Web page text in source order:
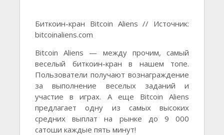
Биткоин-кран Bitcoin Aliens // Источник:
bitcoinaliens.com
Bitcoin Aliens — между прочим, самый
веселый биткоин-кран в нашем топе.
Пользователи получают вознаграждение
за выполнение веселых заданий и
участие в играх. А еще Bitcoin Aliens
предлагает одну из самых высоких
средних выплат на рынке до 9 000
сатоши каждые пять минут!